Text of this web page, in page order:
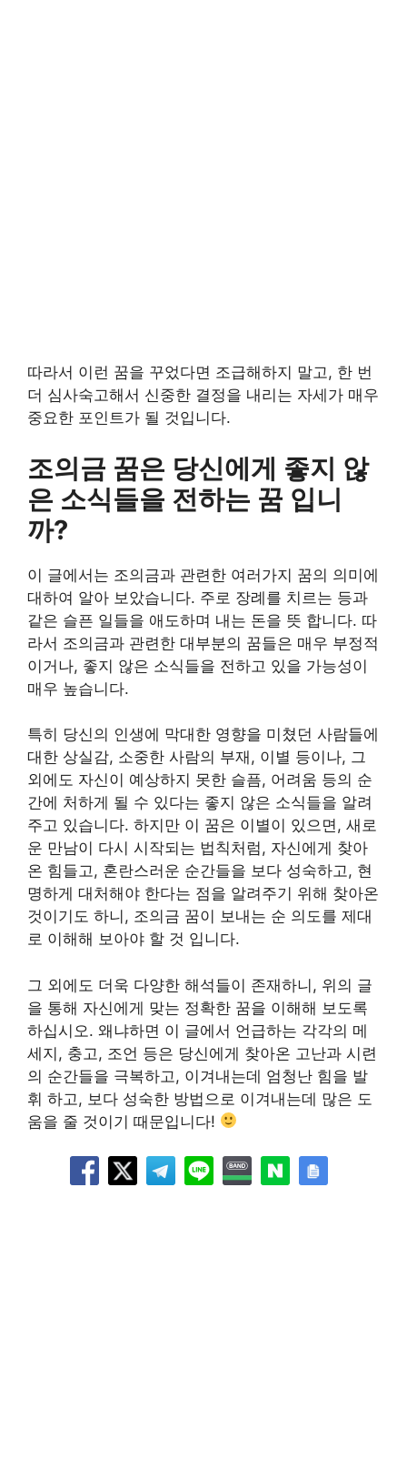
따라서 이런 꿈을 꾸었다면 조급해하지 말고, 한 번
더 심사숙고해서 신중한 결정을 내리는 자세가 매우
중요한 포인트가 될 것입니다.
조의금 꿈은 당신에게 좋지 않
은 소식들을 전하는 꿈 입니
까?
이 글에서는 조의금과 관련한 여러가지 꿈의 의미에
대하여 알아 보았습니다. 주로 장례를 치르는 등과
같은 슬픈 일들을 애도하며 내는 돈을 뜻 합니다. 따
라서 조의금과 관련한 대부분의 꿈들은 매우 부정적
이거나, 좋지 않은 소식들을 전하고 있을 가능성이
매우 높습니다.
특히 당신의 인생에 막대한 영향을 미쳤던 사람들에
대한 상실감, 소중한 사람의 부재, 이별 등이나, 그
외에도 자신이 예상하지 못한 슬픔, 어려움 등의 순
간에 처하게 될 수 있다는 좋지 않은 소식들을 알려
주고 있습니다. 하지만 이 꿈은 이별이 있으면, 새로
운 만남이 다시 시작되는 법칙처럼, 자신에게 찾아
온 힘들고, 혼란스러운 순간들을 보다 성숙하고, 현
명하게 대처해야 한다는 점을 알려주기 위해 찾아온
것이기도 하니, 조의금 꿈이 보내는 순 의도를 제대
로 이해해 보아야 할 것 입니다.
그 외에도 더욱 다양한 해석들이 존재하니, 위의 글
을 통해 자신에게 맞는 정확한 꿈을 이해해 보도록
하십시오. 왜냐하면 이 글에서 언급하는 각각의 메
세지, 충고, 조언 등은 당신에게 찾아온 고난과 시련
의 순간들을 극복하고, 이겨내는데 엄청난 힘을 발
휘 하고, 보다 성숙한 방법으로 이겨내는데 많은 도
움을 줄 것이기 때문입니다!